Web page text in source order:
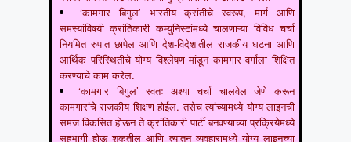
‘कामगार बिगुल’ भारतीय क्रांतीचे स्वरूप, मार्ग आणि
समस्यांविषयी क्रांतिकारी कम्युनिस्टांमध्ये चालणाऱ्या विविध चर्चा
नियमित रुपात छापेल आणि देश-विदेशातील राजकीय घटना आणि
आर्थिक परिस्थितीचे योग्य विश्लेषण मांडून कामगार वर्गाला शिक्षित
करण्याचे काम करेल.
‘कामगार बिगुल’ स्वतः अश्या चर्चा चालवेल जेणे करून
कामगारांचे राजकीय शिक्षण होईल. तसेच त्यांच्यामध्ये योग्य लाइनची
समज विकसित होऊन ते क्रांतिकारी पार्टी बनवण्याच्या प्रक्रियेमध्ये
सहभागी होऊ शकतील आणि त्यातून व्यवहारामध्ये योग्य लाइनच्या